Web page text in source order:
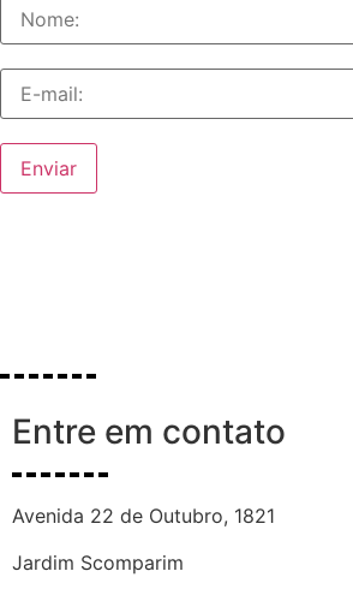
Enviar
Entre em contato
Avenida 22 de Outubro, 1821
Jardim Scomparim